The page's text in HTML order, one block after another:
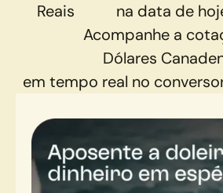
Reais
na data de
Acompanhe a
Dólares
em tempo real no